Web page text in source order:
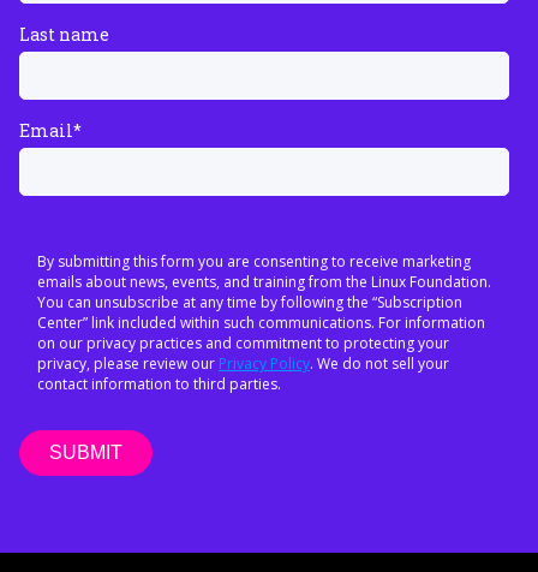
Last name
Email*
By submitting this form you are consenting to receive marketing
emails about news, events, and training from the Linux Foundation.
You can unsubscribe at any time by following the “Subscription
Center” link included within such communications. For information
on our privacy practices and commitment to protecting your
privacy, please review our Privacy Policy. We do not sell your
contact information to third parties.